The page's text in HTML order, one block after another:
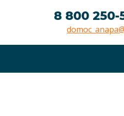
8 800 250-